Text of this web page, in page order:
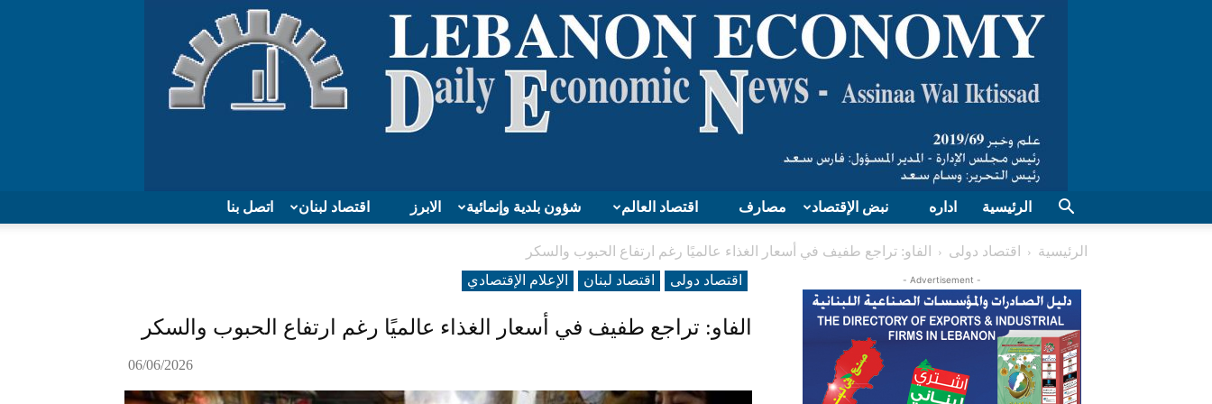
Lebanon
اتصل بنا اقتصاد لبنان الابرز شؤون بلدية وإنمائية اقتصاد العالم مصارف نبض الإقتصاد اداره الرئيسية
الرئيسية اقتصاد دولی
الفاو: تراجع طفيف في أسعار الغذاء عالميًا رغم ارتفاع الحبوب والسكر
اقتصاد دولی
اقتصاد لبنان الإعلام الإقتصادي
الفاو: تراجع طفيف في أسعار الغذاء عالميًا رغم ارتفاع الحبوب والسكر
06/06/2026
- Advertisement -